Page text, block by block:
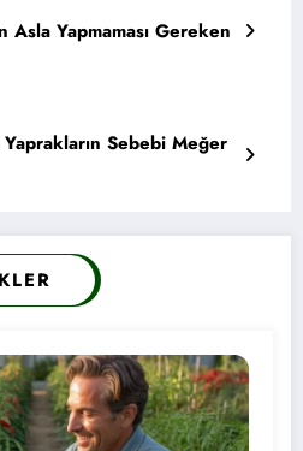
Yapmaması Gereken
Sebebi Meğer